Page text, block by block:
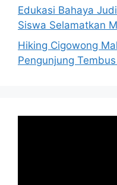
Edukasi Bahaya
Siswa Selamatkan
Hiking Cigowong
Pengunjung